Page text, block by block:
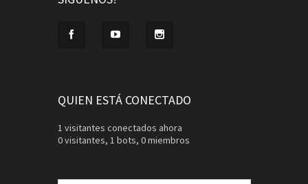
QUIEN ESTÁ CONECTADO
1 visitantes conectados ahora
0 visitantes, 1 bots, 0 miembros
Buscar: